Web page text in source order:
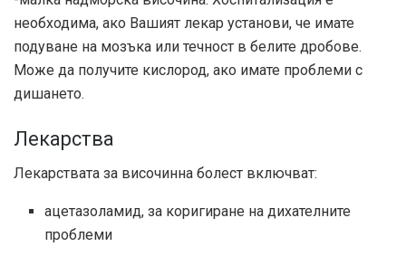
необходима, ако Вашият лекар установи, че имате
подуване на мозъка или течност в белите дробове.
Може да получите кислород, ако имате проблеми с
дишането.
Лекарства
Лекарствата за височинна болест включват:
ацетазоламид, за коригиране на дихателните
проблеми